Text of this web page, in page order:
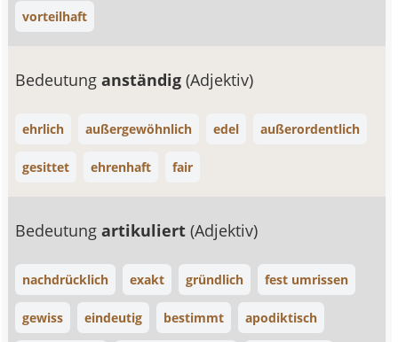
vorteilhaft
Bedeutunganständig(Adjektiv)
ehrlich außergewöhnlich edel außerordentlich
gesittet ehrenhaft fair
Bedeutungartikuliert(Adjektiv)
nachdrücklich exakt gründlich fest umrissen
gewiss eindeutig bestimmt apodiktisch